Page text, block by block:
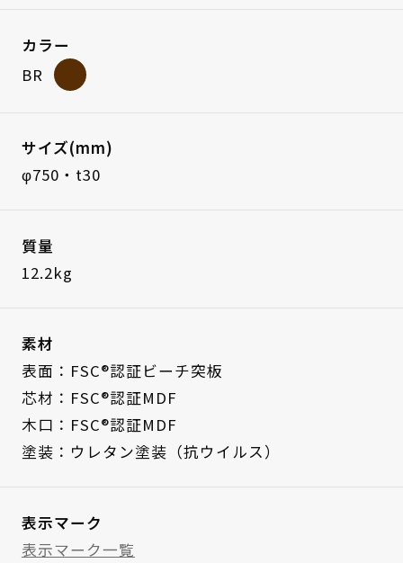
カラー
BR
サイズ(mm)
φ750・t30
質量
12.2kg
素材
表面：FSC®認証ビーチ突板
芯材：FSC®認証MDF
木口：FSC®認証MDF
塗装：ウレタン塗装（抗ウイルス）
表示マーク
表示マーク一覧